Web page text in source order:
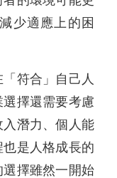
少適應上的困
符合」自己人
擇還需要考慮
潛力、個人能
是人格成長的
擇雖然一開始